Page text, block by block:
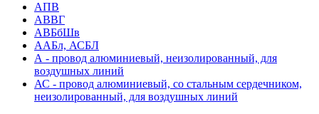
АПВ
АВВГ
АВБбШв
ААБл, АСБЛ
А - провод алюминиевый, неизолированный, для
воздушных линий
АС - провод алюминиевый, со стальным сердечником,
неизолированный, для воздушных линий